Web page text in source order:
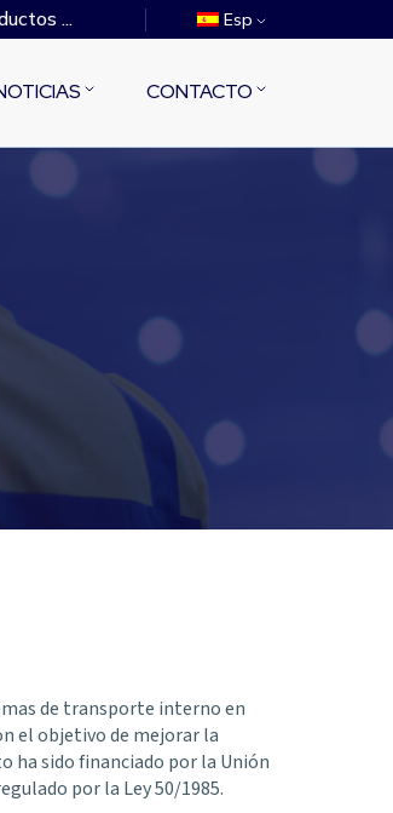
Esp
CONTACTO
de transporte interno en
el objetivo de mejorar la
ha sido financiado por la Unión
por la Ley 50/1985.